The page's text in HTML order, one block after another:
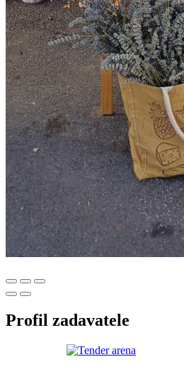
Profil zadavatele